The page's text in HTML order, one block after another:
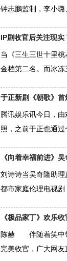
钟志鹏监制，李小璐
IP剧收官后关注现
当《三生三世十里
金档第二名。而冰冻
于正新剧《朝歌》
腾讯娱乐讯今日，
照，之前于正也通过
《向着幸福前进》
刘诗诗当吴奇隆助
都市家庭伦理电视剧
《极品家丁》欢乐
陈赫 伴随着笑中带
完美收官，广大网